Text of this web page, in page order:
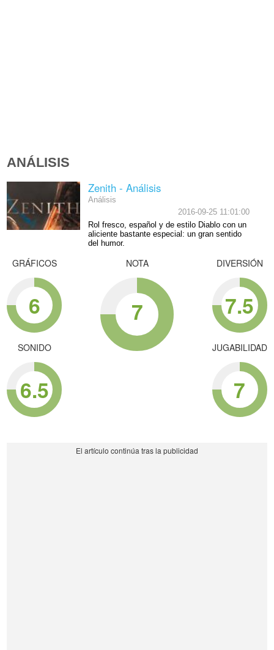
ANÁLISIS
Zenith - Análisis
Análisis
2016-09-25 11:01:00
Rol fresco, español y de estilo Diablo con un
aliciente bastante especial: un gran sentido
del humor.
GRÁFICOS
6
SONIDO
6.5
NOTA
7
DIVERSIÓN
7.5
JUGABILIDAD
7